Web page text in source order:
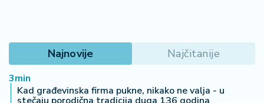
Najnovije Najčitanije
3min
Kad građevinska firma pukne, nikako ne valja - u